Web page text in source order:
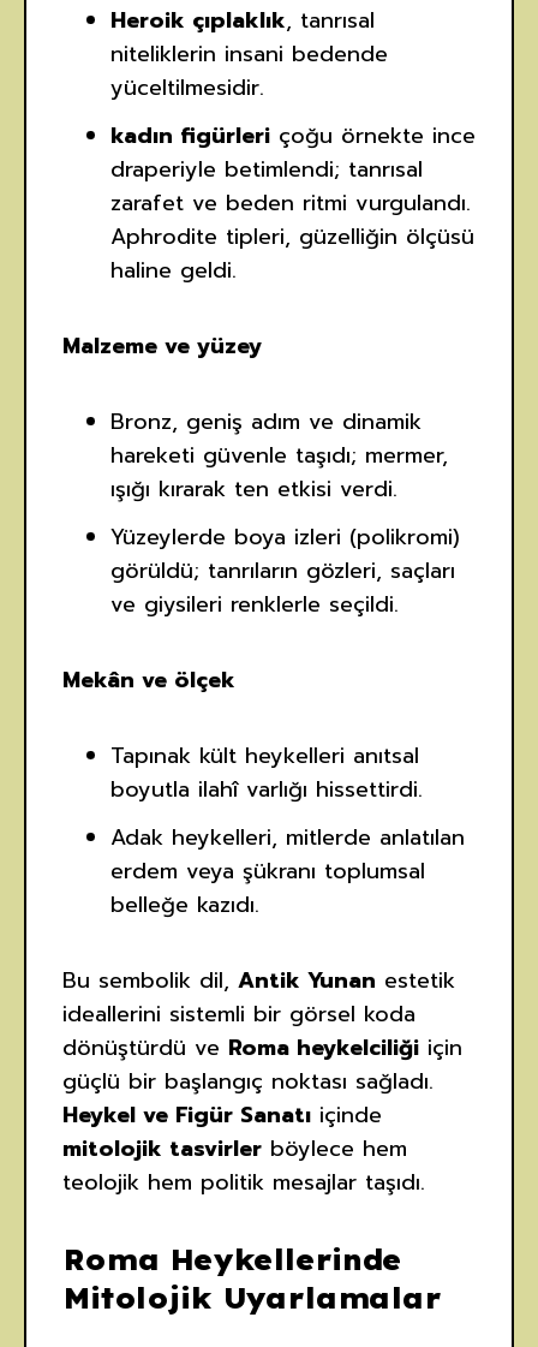
Heroik çıplaklık, tanrısal
niteliklerin insani bedende
yüceltilmesidir.
kadın figürleri çoğu örnekte ince
draperiyle betimlendi; tanrısal
zarafet ve beden ritmi vurgulandı.
Aphrodite tipleri, güzelliğin ölçüsü
haline geldi.
Malzeme ve yüzey
Bronz, geniş adım ve dinamik
hareketi güvenle taşıdı; mermer,
ışığı kırarak ten etkisi verdi.
Yüzeylerde boya izleri (polikromi)
görüldü; tanrıların gözleri, saçları
ve giysileri renklerle seçildi.
Mekân ve ölçek
Tapınak kült heykelleri anıtsal
boyutla ilahî varlığı hissettirdi.
Adak heykelleri, mitlerde anlatılan
erdem veya şükranı toplumsal
belleğe kazıdı.
Bu sembolik dil, Antik Yunan estetik
ideallerini sistemli bir görsel koda
dönüştürdü ve Roma heykelciliği için
güçlü bir başlangıç noktası sağladı.
Heykel ve Figür Sanatı içinde
mitolojik tasvirler böylece hem
teolojik hem politik mesajlar taşıdı.
Roma Heykellerinde
Mitolojik Uyarlamalar